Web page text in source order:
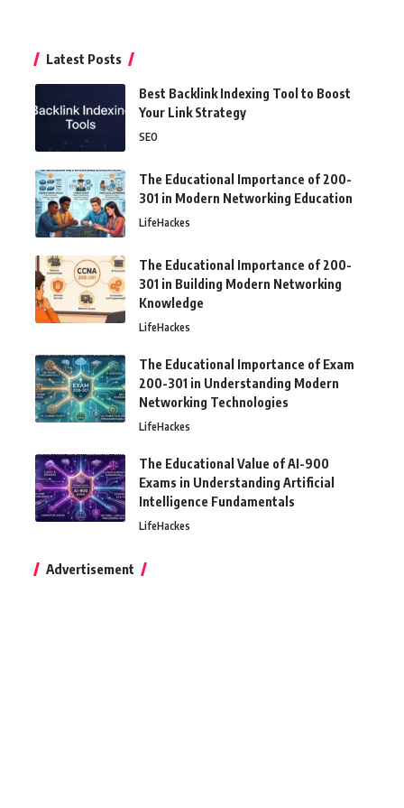
Latest Posts
Best Backlink Indexing Tool to Boost
Your Link Strategy
SEO
The Educational Importance of 200-
301 in Modern Networking Education
LifeHackes
The Educational Importance of 200-
301 in Building Modern Networking
Knowledge
LifeHackes
The Educational Importance of Exam
200-301 in Understanding Modern
Networking Technologies
LifeHackes
The Educational Value of AI-900
Exams in Understanding Artificial
Intelligence Fundamentals
LifeHackes
Advertisement